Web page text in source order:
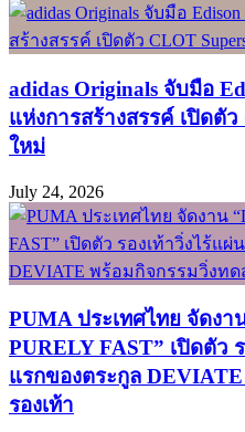
adidas Originals จับมือ
แห่งการสร้างสรรค์ เปิดตั
ใหม่
July 24, 2026
PUMA ประเทศไทย จัดง
PURELY FAST” เปิดตัว
แรกของตระกูล
รองเท้า